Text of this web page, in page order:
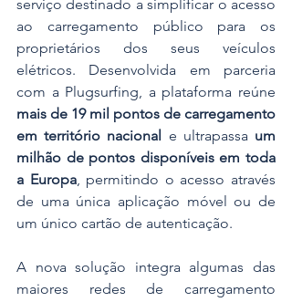
serviço destinado a simplificar o acesso
ao carregamento público para os
proprietários dos seus veículos
elétricos. Desenvolvida em parceria
mais de 19 mil pontos de carregamento
em território nacional e ultrapassa um
milhão de pontos disponíveis em toda
a Europa, permitindo o acesso através
de uma única aplicação móvel ou de
um único cartão de autenticação.
A nova solução integra algumas das
maiores redes de carregamento